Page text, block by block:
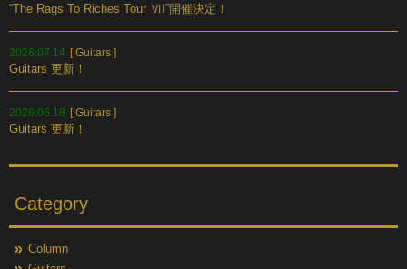
“The Rags To Riches Tour ⅥI”開催決定！
2026.07.14 [Guitars ]
Guitars 更新！
2026.06.18 [Guitars ]
Guitars 更新！
Category
Column